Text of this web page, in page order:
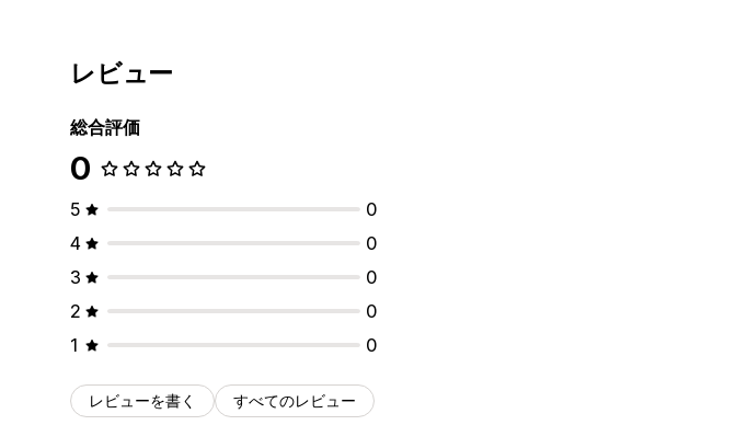
レビュー
総合評価
0
5
0
4
0
3
0
2
0
1
0
レビューを書く すべてのレビュー